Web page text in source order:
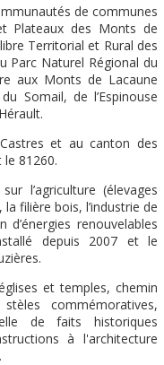
de communes
Plateaux des Monts de
Territorial et Rural des
Parc Naturel Régional du
aux Monts de Lacaune
Somail, de l’Espinouse
et au canton des
le 81260.
l’agriculture (élevages
filière bois, l’industrie de
renouvelables
depuis 2007 et le
et temples, chemin
commémoratives,
de faits historiques
à l'architecture